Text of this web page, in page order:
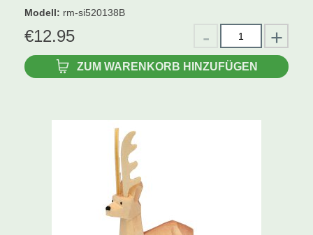
Modell: rm-si520138B
€12.95
ZUM WARENKORB HINZUFÜGEN